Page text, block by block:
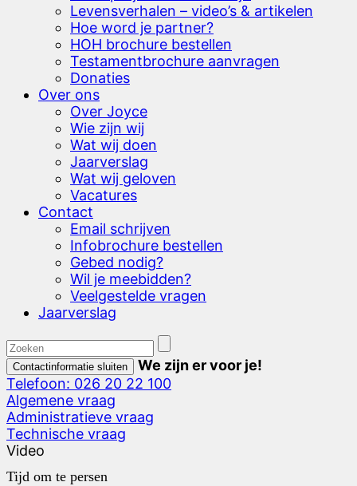
Levensverhalen – video’s & artikelen
Hoe word je partner?
HOH brochure bestellen
Testamentbrochure aanvragen
Donaties
Over ons
Over Joyce
Wie zijn wij
Wat wij doen
Jaarverslag
Wat wij geloven
Vacatures
Contact
Email schrijven
Infobrochure bestellen
Gebed nodig?
Wil je meebidden?
Veelgestelde vragen
Jaarverslag
Contactinformatie sluiten
We zijn er voor je!
Telefoon: 026 20 22 100
Algemene vraag
Administratieve vraag
Technische vraag
Video
Tijd om te persen